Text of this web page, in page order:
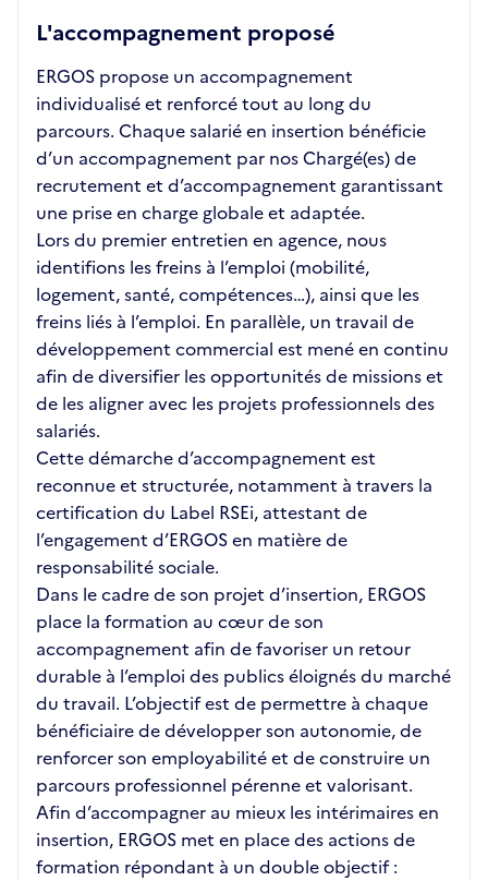
L'accompagnement proposé
ERGOS propose un accompagnement
individualisé et renforcé tout au long du
parcours. Chaque salarié en insertion bénéficie
d’un accompagnement par nos Chargé(es) de
recrutement et d’accompagnement garantissant
une prise en charge globale et adaptée.
Lors du premier entretien en agence, nous
identifions les freins à l’emploi (mobilité,
logement, santé, compétences…), ainsi que les
freins liés à l’emploi. En parallèle, un travail de
développement commercial est mené en continu
afin de diversifier les opportunités de missions et
de les aligner avec les projets professionnels des
salariés.
Cette démarche d’accompagnement est
reconnue et structurée, notamment à travers la
certification du Label RSEi, attestant de
l’engagement d’ERGOS en matière de
responsabilité sociale.
Dans le cadre de son projet d’insertion, ERGOS
place la formation au cœur de son
accompagnement afin de favoriser un retour
durable à l’emploi des publics éloignés du marché
du travail. L’objectif est de permettre à chaque
bénéficiaire de développer son autonomie, de
renforcer son employabilité et de construire un
parcours professionnel pérenne et valorisant.
Afin d’accompagner au mieux les intérimaires en
insertion, ERGOS met en place des actions de
formation répondant à un double objectif :